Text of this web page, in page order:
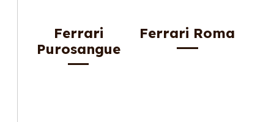
Ferrari
Purosangue
Ferrari Roma